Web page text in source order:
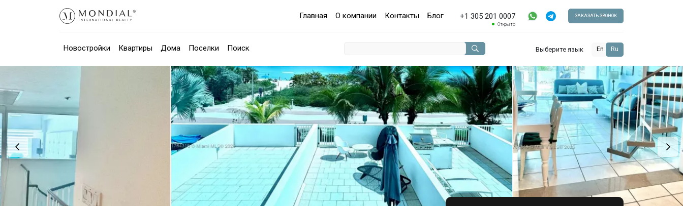
Главная О компании Контакты Блог +1 305 201 0007
Открыто
ЗАКАЗАТЬ ЗВОНОК
Новостройки Квартиры Дома Поселки Поиск Выберите язык En Ru